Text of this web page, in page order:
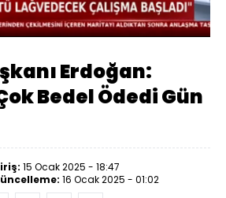
Oynatma
Hızı
Erdoğan:
Bedel Ödedi Gün
15 Ocak 2025 - 18:47
16 Ocak 2025 - 01:02